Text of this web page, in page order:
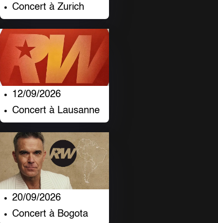
Concert à Zurich
12/09/2026
Concert à Lausanne
20/09/2026
Concert à Bogota